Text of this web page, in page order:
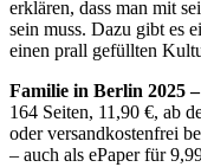
erklären, dass man mit
sein muss. Dazu gibt es
einen prall gefüllten
Familie in Berlin 2025
164 Seiten, 11,90 €, ab
oder versandkostenfrei
– auch als ePaper für